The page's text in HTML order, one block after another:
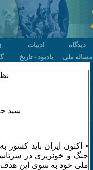
دیدگاه ادبیات
مساله ملی یادبود - تاریخ
سید
• اکنون ایران باید
جنگ و خونریزی در
ملی خود به سوی این هدف